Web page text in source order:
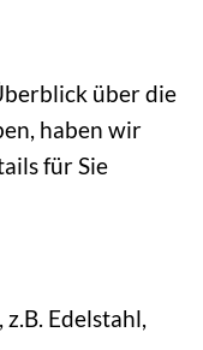
über die
haben wir
für Sie
Edelstahl,